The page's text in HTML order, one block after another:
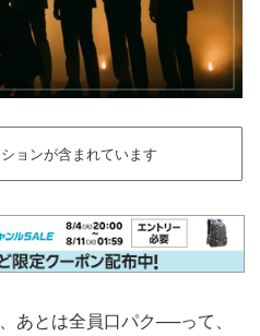
ョンが含まれています
あとは全員口パク──って、